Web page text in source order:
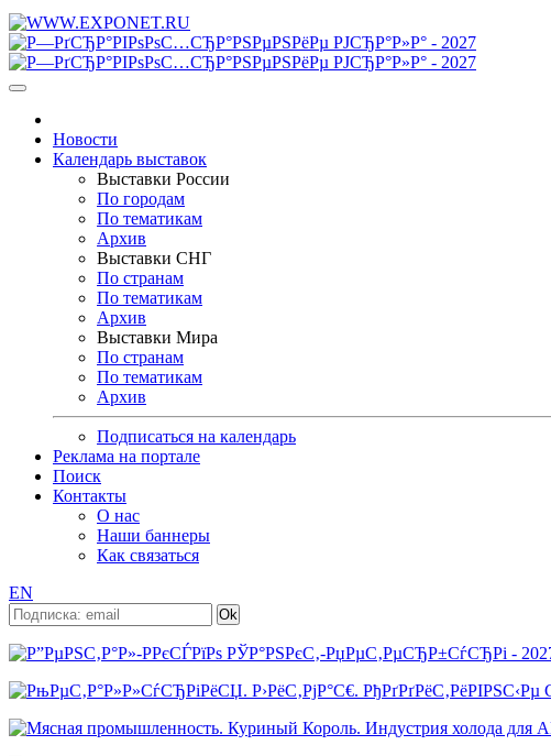
Новости
Календарь выставок
Выставки России
По городам
По тематикам
Архив
Выставки СНГ
По странам
По тематикам
Архив
Выставки Мира
По странам
По тематикам
Архив
Подписаться на календарь
Реклама на портале
Поиск
Контакты
О нас
Наши баннеры
Как связаться
EN